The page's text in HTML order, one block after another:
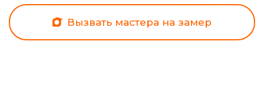
Вызвать мастера на замер